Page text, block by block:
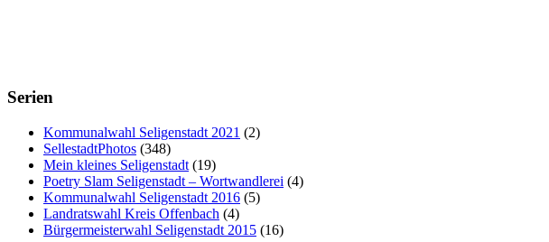
Serien
Kommunalwahl Seligenstadt 2021 (2)
SellestadtPhotos (348)
Mein kleines Seligenstadt (19)
Poetry Slam Seligenstadt – Wortwandlerei (4)
Kommunalwahl Seligenstadt 2016 (5)
Landratswahl Kreis Offenbach (4)
Bürgermeisterwahl Seligenstadt 2015 (16)